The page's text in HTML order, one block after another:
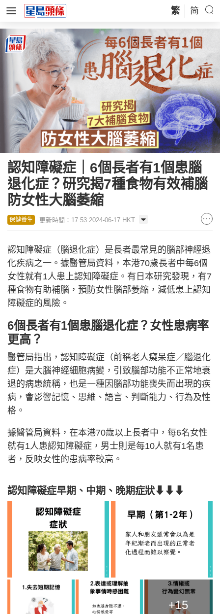
繁 简
認知障礙症｜6個長者有1個患腦
退化症？研究揭7種食物有效補腦
防女性大腦萎縮
保健養生 更新時間：17:53 2024-06-17 HKT
認知障礙症（腦退化症）是長者最常見的腦部神經退
化疾病之一。據醫管局資料，本港70歲長者中每6個
女性就有1人患上認知障礙症。有日本研究發現，有7
種食物有助補腦，預防女性腦部萎縮，減低患上認知
障礙症的風險。
6個長者有1個患腦退化症？女性患病率
更高？
醫管局指出，認知障礙症（前稱老人癡呆症／腦退化
症）是大腦神經細胞病變，引致腦部功能不正常地衰
退的病患統稱，也是一種因腦部功能喪失而出現的疾
病，會影響記憶、思維、語言、判斷能力、行為及性
格。
據醫管局資料，在本港70歲以上長者中，每6名女性
就有1人患認知障礙症，男士則是每10人就有1名患
者，反映女性的患病率較高。
認知障礙症早期、中期、晚期症狀⬇⬇⬇
+15